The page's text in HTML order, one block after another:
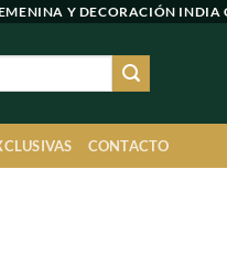
Y DECORACIÓN INDIA
CONTACTO